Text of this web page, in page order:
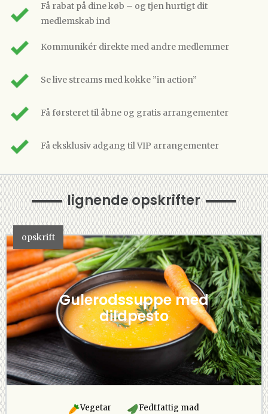
Få rabat på dine køb – og tjen hurtigt dit
medlemskab ind
Kommunikér direkte med andre medlemmer
Se live streams med kokke ”in action”
Få førsteret til åbne og gratis arrangementer
Få eksklusiv adgang til VIP arrangementer
lignende opskrifter
opskrift
Gulerodssuppe med
dildpesto
Vegetar Fedtfattig mad